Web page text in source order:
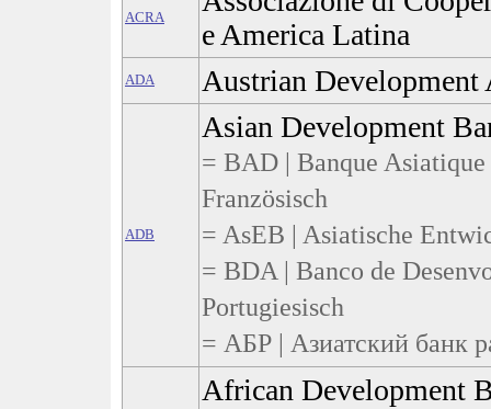
ACRA
e America Latina
ADA Austrian Development
ADB
Asian Development
= BAD | Banque
Französisch
= AsEB | Asiatische
= BDA | Banco de
Portugiesisch
= АБР | Азиатский банк
African Development